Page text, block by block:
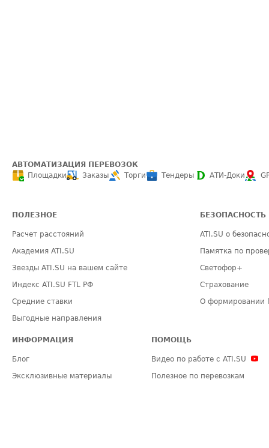
АВТОМАТИЗАЦИЯ ПЕРЕВОЗОК
Площадки
Заказы Торги Тендеры АТИ-Доки
ПОЛЕЗНОЕ
Расчет расстояний
Академия ATI.SU
Звезды ATI.SU на вашем сайте
Индекс ATI.SU FTL РФ
Средние ставки
Выгодные направления
БЕЗОПАСНОСТЬ
ATI.SU о
Памятка по
Светофор+
Страхование
О формировании
ИНФОРМАЦИЯ
Блог
Эксклюзивные материалы
ПОМОЩЬ
Видео по работе с ATI.SU
Полезное по перевозкам